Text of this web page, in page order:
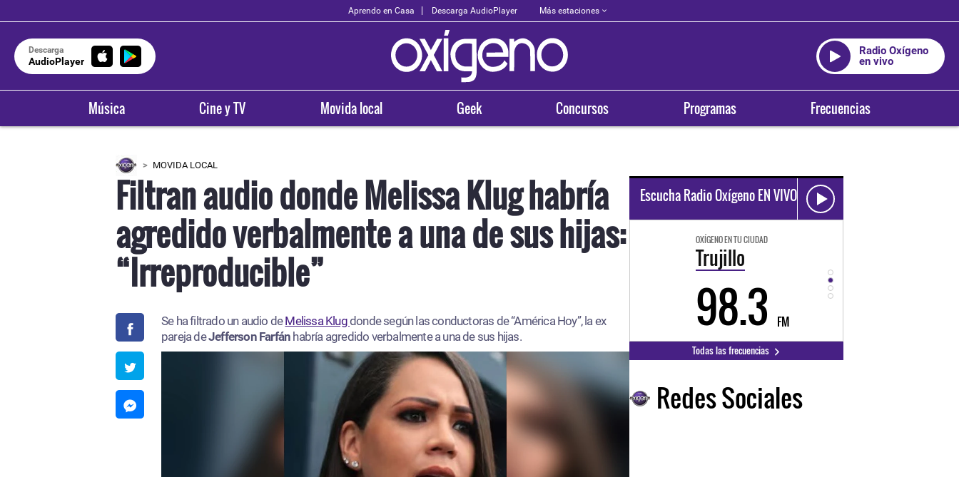
Aprendo en Casa Descarga AudioPlayer Más estaciones
Descarga
AudioPlayer
Radio Oxígeno
en vivo
Música Cine y TV Movida local Geek Concursos Programas Frecuencias
MOVIDA LOCAL
Filtran audio donde Melissa Klug habría
agredido verbalmente a una de sus hijas:
“Irreproducible”
Se ha filtrado un audio deMelissa Klugdonde según las conductoras de “América Hoy”, la ex
pareja deJefferson Farfán habría agredido verbalmente a una de sus hijas.
Escucha Radio Oxígeno EN VIVO
OXÍGENO EN TU CIUDAD
Arequipa
93.5 FM
OXÍGENO EN TU CIUDAD
98.3 FM 94.3
Todas las frecuencias
Redes Sociales